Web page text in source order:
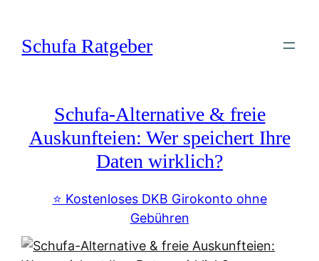
springen
Schufa Ratgeber
Schufa-Alternative & freie
Auskunfteien: Wer speichert Ihre
Daten wirklich?
⭐️ Kostenloses DKB Girokonto ohne
Gebühren